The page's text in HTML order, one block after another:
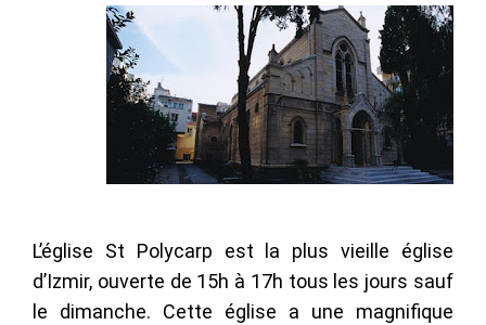
L’église St Polycarp est la plus vieille église
d’Izmir, ouverte de 15h à 17h tous les jours sauf
le dimanche. Cette église a une magnifique